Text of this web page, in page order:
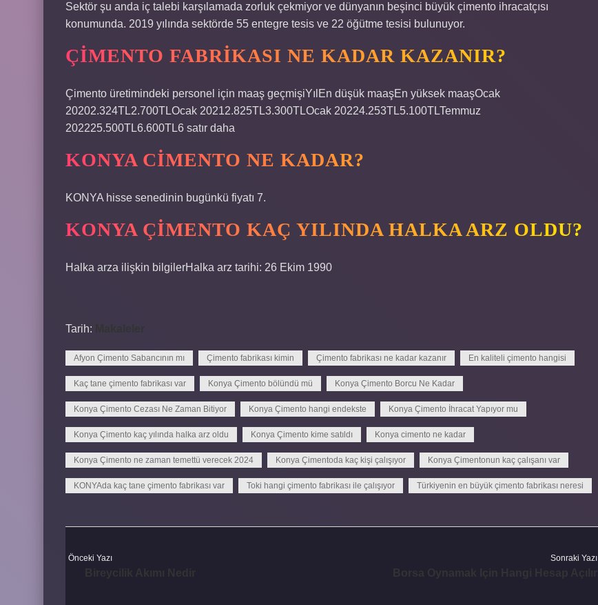
Sektör şu anda iç talebi karşılamada zorluk çekmiyor ve dünyanın beşinci büyük çimento ihracatçısı
konumunda. 2019 yılında sektörde 55 entegre tesis ve 22 öğütme tesisi bulunuyor.
ÇIMENTO FABRIKASI NE KADAR KAZANIR?
Çimento üretimindeki personel için maaş geçmişiYılEn düşük maaşEn yüksek maaşOcak
20202.324TL2.700TLOcak 20212.825TL3.300TLOcak 20224.253TL5.100TLTemmuz
202225.500TL6.600TL6 satır daha
KONYA CIMENTO NE KADAR?
KONYA hisse senedinin bugünkü fiyatı 7.
KONYA ÇIMENTO KAÇ YILINDA HALKA ARZ OLDU?
Halka arza ilişkin bilgilerHalka arz tarihi: 26 Ekim 1990
Tarih: Makaleler
Afyon Çimento Sabancının mı Çimento fabrikası kimin Çimento fabrikası ne kadar kazanır En kaliteli çimento hangisi
Kaç tane çimento fabrikası var Konya Çimento bölündü mü Konya Çimento Borcu Ne Kadar
Konya Çimento Cezası Ne Zaman Bitiyor Konya Çimento hangi endekste Konya Çimento İhracat Yapıyor mu
Konya Çimento kaç yılında halka arz oldu Konya Çimento kime satıldı Konya cimento ne kadar
Konya Çimento ne zaman temettü verecek 2024 Konya Çimentoda kaç kişi çalışıyor Konya Çimentonun kaç çalışanı var
KONYAda kaç tane çimento fabrikası var Toki hangi çimento fabrikası ile çalışıyor Türkiyenin en büyük çimento fabrikası neresi
Önceki Yazı Sonraki Yazı